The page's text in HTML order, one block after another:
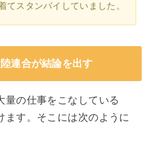
てスタンバイしていました。
連合が結論を出す
量の仕事をこなしている
ます。そこには次のように